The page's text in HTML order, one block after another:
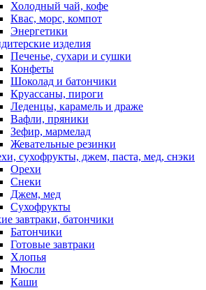
Холодный чай, кофе
Квас, морс, компот
Энергетики
изделия
Печенье, сухари и сушки
Конфеты
Шоколад и батончики
Круассаны, пироги
Леденцы, карамель и драже
Вафли, пряники
Зефир, мармелад
Жевательные резинки
сухофрукты, джем, паста, мед, снэки
Орехи
Снеки
Джем, мед
Сухофрукты
завтраки, батончики
Батончики
Готовые завтраки
Хлопья
Мюсли
Каши